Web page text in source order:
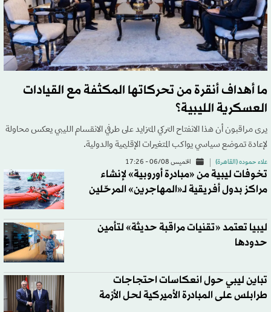
ما أهداف أنقرة من تحركاتها المكثفة مع القيادات
العسكرية الليبية؟
يرى مراقبون أن هذا الانفتاح التركي المتزايد على طرفي الانقسام الليبي يعكس محاولة
لإعادة تموضع سياسي يواكب المتغيرات الإقليمية والدولية.
علاء حموده (القاهرة) الخميس 06/08 - 17:26
تخوفات ليبية من «مبادرة أوروبية» لإنشاء
مراكز بدول أفريقية لـ«المهاجرين» المرحّلين
ليبيا تعتمد «تقنيات مراقبة حديثة» لتأمين
حدودها
تباين ليبي حول انعكاسات احتجاجات
طرابلس على المبادرة الأميركية لحل الأزمة